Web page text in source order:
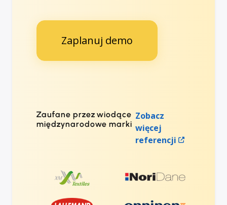
Zaplanuj demo
Zaufane przez wiodące
międzynarodowe marki
Zobacz
więcej
referencji